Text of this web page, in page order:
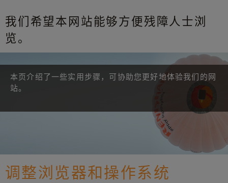
我们希望本网站能够方便残障人士浏
览。
本页介绍了一些实用步骤，可协助您更好地体验我们的网
站。
调整浏览器和操作系统